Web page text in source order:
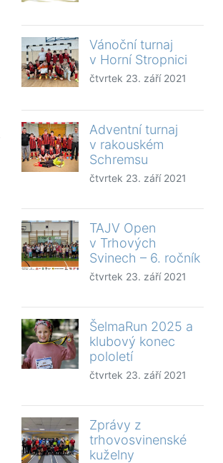
Vánoční turnaj
v Horní Stropnici
čtvrtek 23. září 2021
Adventní turnaj
v rakouském
Schremsu
čtvrtek 23. září 2021
TAJV Open
v Trhových
Svinech – 6. ročník
čtvrtek 23. září 2021
ŠelmaRun 2025 a
klubový konec
pololetí
čtvrtek 23. září 2021
Zprávy z
trhovosvinenské
kuželny